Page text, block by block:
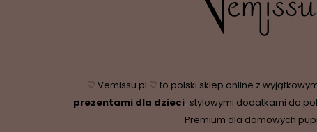
♡ Vemissu.pl ♡ to polski sklep online z
prezentami dla dzieci, stylowymi dodatkami do
Premium dla domowych